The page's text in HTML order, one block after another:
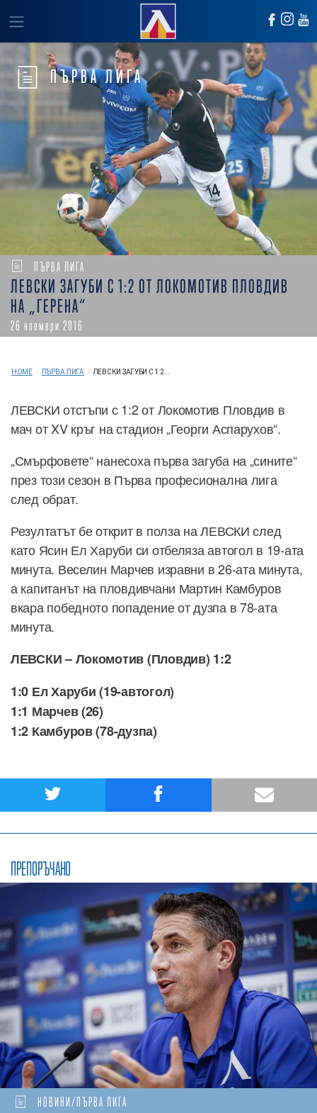
ПЪРВА ЛИГА
ПЪРВА ЛИГА
ЛЕВСКИ ЗАГУБИ С 1:2 ОТ ЛОКОМОТИВ ПЛОВДИВ
НА „ГЕРЕНА“
26 ноември 2016
HOME / ПЪРВА ЛИГА / ЛЕВСКИ ЗАГУБИ С 1:2...
ЛЕВСКИ отстъпи с 1:2 от Локомотив Пловдив в
мач от XV кръг на стадион „Георги Аспарухов“.
„Смърфовете“ нанесоха първа загуба на „сините“
през този сезон в Първа професионална лига
след обрат.
Резултатът бе открит в полза на ЛЕВСКИ след
като Ясин Ел Харуби си отбеляза автогол в 19-ата
минута. Веселин Марчев изравни в 26-ата минута,
а капитанът на пловдивчани Мартин Камбуров
вкара победното попадение от дузпа в 78-ата
минута.
ЛЕВСКИ – Локомотив (Пловдив) 1:2
1:0 Ел Харуби (19-автогол)
1:1 Марчев (26)
1:2 Камбуров (78-дузпа)
ПРЕПОРЪЧАНО
НОВИНИ/ПЪРВА ЛИГА